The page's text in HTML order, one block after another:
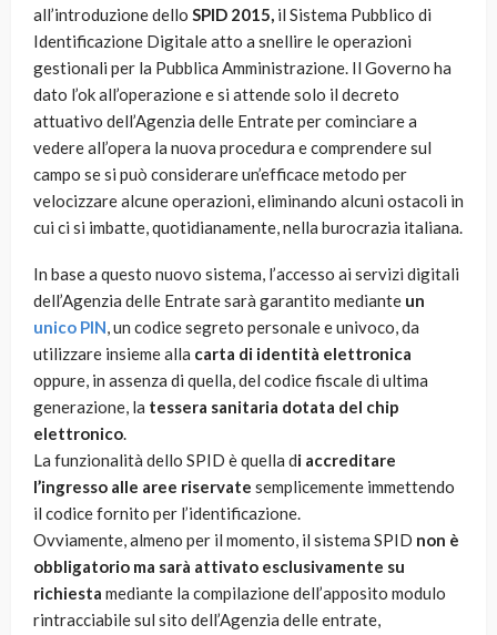
all’introduzione dello SPID 2015, il Sistema Pubblico di
Identificazione Digitale atto a snellire le operazioni
gestionali per la Pubblica Amministrazione. Il Governo ha
dato l’ok all’operazione e si attende solo il decreto
attuativo dell’Agenzia delle Entrate per cominciare a
vedere all’opera la nuova procedura e comprendere sul
campo se si può considerare un’efficace metodo per
velocizzare alcune operazioni, eliminando alcuni ostacoli in
cui ci si imbatte, quotidianamente, nella burocrazia italiana.
In base a questo nuovo sistema, l’accesso ai servizi digitali
dell’Agenzia delle Entrate sarà garantito mediante un
unico PIN, un codice segreto personale e univoco, da
utilizzare insieme alla carta di identità elettronica
oppure, in assenza di quella, del codice fiscale di ultima
generazione, la tessera sanitaria dotata del chip
elettronico.
La funzionalità dello SPID è quella di accreditare
l’ingresso alle aree riservate semplicemente immettendo
il codice fornito per l’identificazione.
Ovviamente, almeno per il momento, il sistema SPID non è
obbligatorio ma sarà attivato esclusivamente su
richiesta mediante la compilazione dell’apposito modulo
rintracciabile sul sito dell’Agenzia delle entrate,